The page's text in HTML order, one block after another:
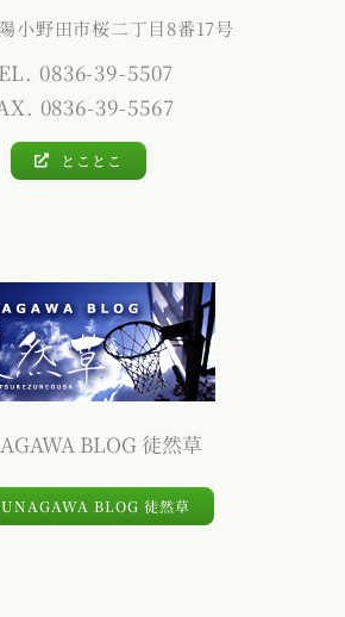
小野田市桜二丁目8番17号
0836-39-5507
0836-39-5567
とことこ
BLOG 徒然草
BLOG 徒然草